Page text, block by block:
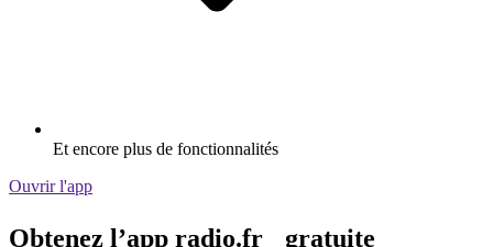
Et encore plus de fonctionnalités
Ouvrir l'app
Obtenez l’app radio.fr gratuite